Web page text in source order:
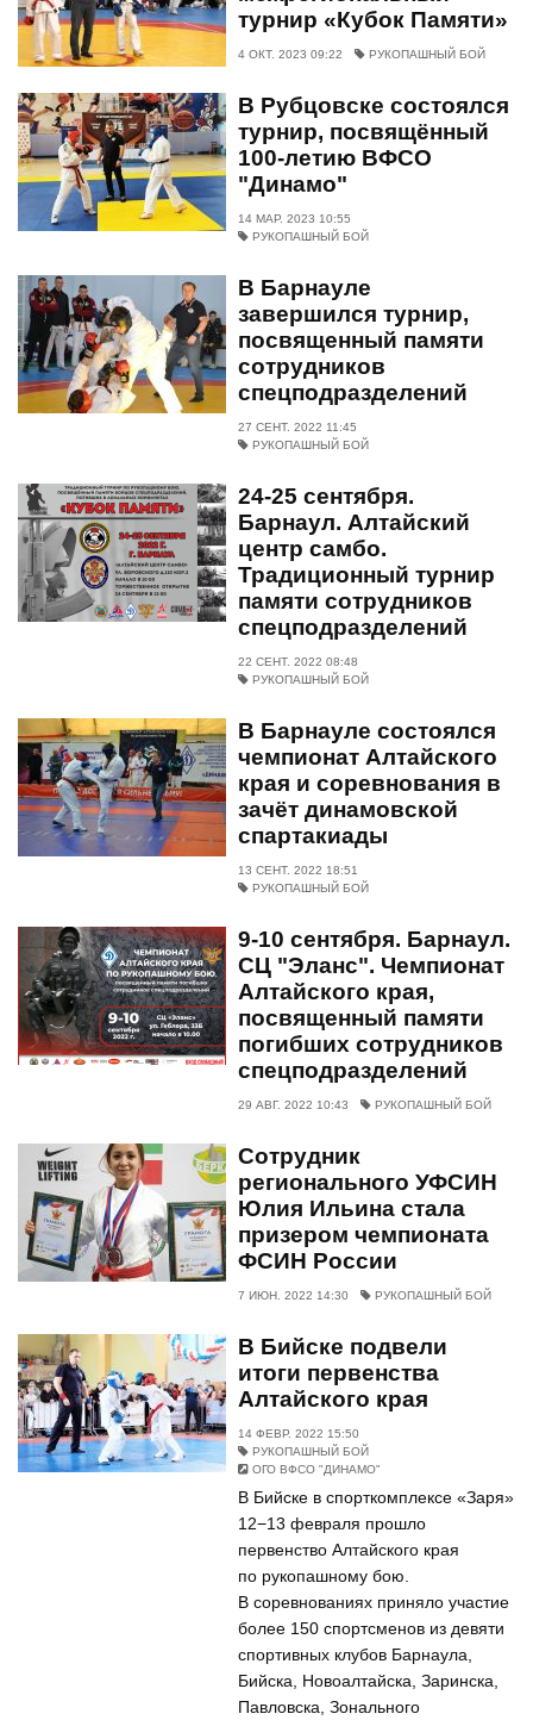
турнир «Кубок Памяти»
4 ОКТ. 2023 09:22 РУКОПАШНЫЙ БОЙ
В Рубцовске состоялся
турнир, посвящённый
100-летию ВФСО
"Динамо"
14 МАР. 2023 10:55
РУКОПАШНЫЙ БОЙ
В Барнауле
завершился турнир,
посвященный памяти
сотрудников
спецподразделений
27 СЕНТ. 2022 11:45
РУКОПАШНЫЙ БОЙ
24-25 сентября.
Барнаул. Алтайский
центр самбо.
Традиционный турнир
памяти сотрудников
спецподразделений
22 СЕНТ. 2022 08:48
РУКОПАШНЫЙ БОЙ
В Барнауле состоялся
чемпионат Алтайского
края и соревнования в
зачёт динамовской
спартакиады
13 СЕНТ. 2022 18:51
РУКОПАШНЫЙ БОЙ
9-10 сентября. Барнаул.
СЦ "Эланс". Чемпионат
Алтайского края,
посвященный памяти
погибших сотрудников
спецподразделений
29 АВГ. 2022 10:43 РУКОПАШНЫЙ БОЙ
Сотрудник
регионального УФСИН
Юлия Ильина стала
призером чемпионата
ФСИН России
7 ИЮН. 2022 14:30 РУКОПАШНЫЙ БОЙ
В Бийске подвели
итоги первенства
Алтайского края
14 ФЕВР. 2022 15:50
РУКОПАШНЫЙ БОЙ
ОГО ВФСО "ДИНАМО"
В Бийске в спорткомплексе «Заря»
12−13 февраля прошло
первенство Алтайского края
по рукопашному бою.
В соревнованиях приняло участие
более 150 спортсменов из девяти
спортивных клубов Барнаула,
Бийска, Новоалтайска, Заринска,
Павловска, Зонального